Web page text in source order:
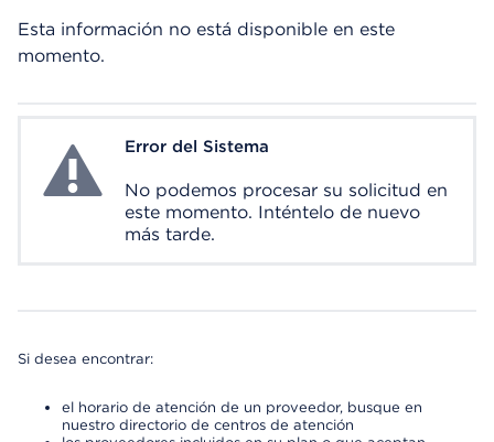
Esta información no está disponible en este
momento.
System ErrorError del Sistema
No podemos procesar su solicitud en
este momento. Inténtelo de nuevo
más tarde.
Si desea encontrar:
el horario de atención de un proveedor, busque en
nuestro directorio de centros de atención